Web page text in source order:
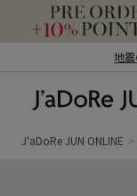
地
ン オンライン）
J'aDoRe JUN ONLINE